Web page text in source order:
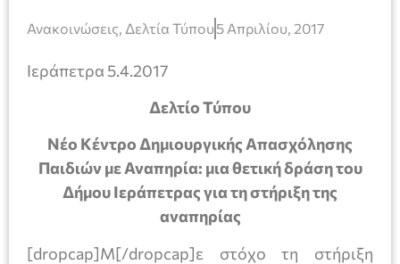
Ανακοινώσεις Δελτία Τύπου 5 Απριλίου, 2017
Ιεράπετρα 5.4.2017
Δελτίο Τύπου
Νέο Κέντρο Δημιουργικής Απασχόλησης
Παιδιών με Αναπηρία: μια θετική δράση του
Δήμου Ιεράπετρας για τη στήριξη της
αναπηρίας
[dropcap]Μ[/dropcap]ε στόχο τη στήριξη